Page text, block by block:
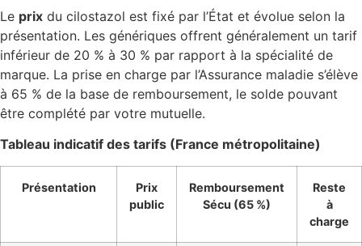
Le prix du cilostazol est fixé par l’État et évolue selon la
présentation. Les génériques offrent généralement un tarif
inférieur de 20 % à 30 % par rapport à la spécialité de
marque. La prise en charge par l’Assurance maladie s’élève
à 65 % de la base de remboursement, le solde pouvant
être complété par votre mutuelle.
Tableau indicatif des tarifs (France métropolitaine)
Présentation
Prix
public
Remboursement
Sécu (65 %)
Reste
à
charge